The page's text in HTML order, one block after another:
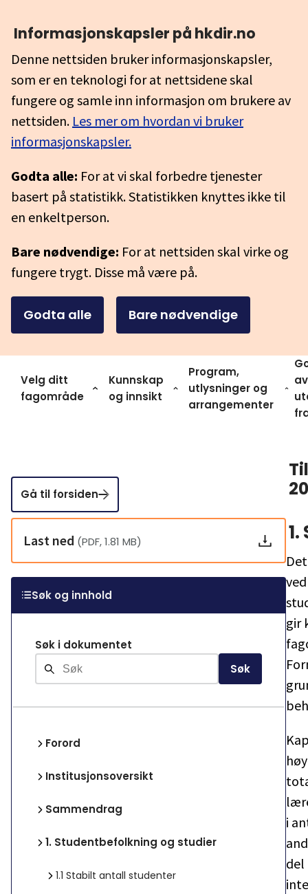
Informasjonskapsler på hkdir.no
Denne nettsiden bruker informasjonskapsler,
som er en teknologi for at nettsidene skal
fungere og samle inn informasjon om brukere av
nettsiden. Les mer om hvordan vi bruker
informasjonskapsler.
Godta alle: For at vi skal forbedre tjenester
basert på statistikk. Statistikken knyttes ikke til
en enkeltperson.
Bare nødvendige: For at nettsiden skal virke og
fungere trygt. Disse må være på.
Godta alle Bare nødvendige
Velg ditt
fagområde
Kunnskap
og innsikt
Program,
utlysninger og
arrangementer
av
Gå til forsiden
Last ned (PDF, 1.81 MB)
Søk og innhold
Søk i dokumentet
Søk
Forord
Institusjonsoversikt
Sammendrag
1. Studentbefolkning og studier
1.1 Stabilt antall studenter
1.
gir
i
del